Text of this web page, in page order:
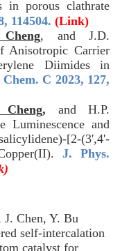
in porous clathrate
114504. (Link)
, and J.D.
Anisotropic Carrier
Diimides in
C 2023, 127,
and H.P.
Luminescence and
[2-(3',4'-
J. Phys.
Chen, Y. Bu
self-intercalation
catalyst for